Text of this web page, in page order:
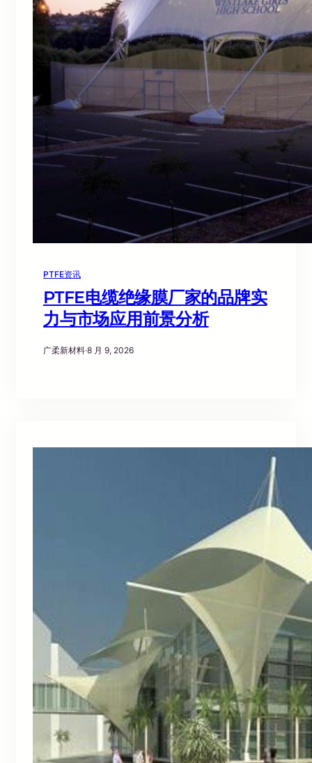
PTFE资讯
PTFE电缆绝缘膜厂家的品牌实
力与市场应用前景分析
广柔新材料·8 月 9, 2026